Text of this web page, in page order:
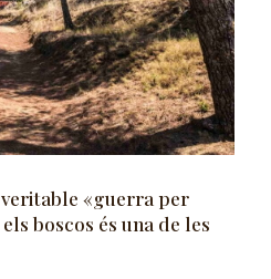
«guerra per
boscos és una de les